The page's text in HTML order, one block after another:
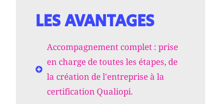
LES AVANTAGES
Accompagnement complet : prise
en charge de toutes les étapes, de
la création de l'entreprise à la
certification Qualiopi.